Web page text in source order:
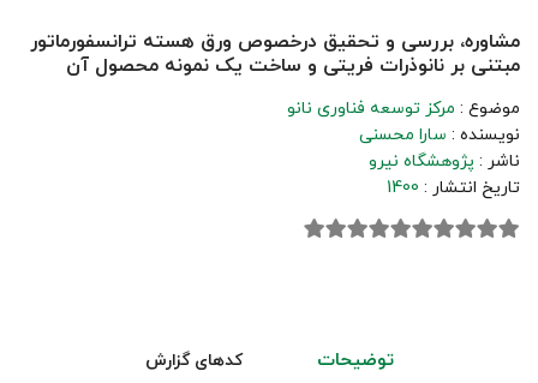
مشاوره، بررسی و تحقیق درخصوص ورق هسته ترانسفورماتور
مبتنی بر نانوذرات فریتی و ساخت یک نمونه محصول آن
موضوع : مرکز توسعه فناوری نانو
نویسنده : سارا محسنی
ناشر : پژوهشگاه نیرو
تاریخ انتشار : 1400
توضیحات کدهای گزارش